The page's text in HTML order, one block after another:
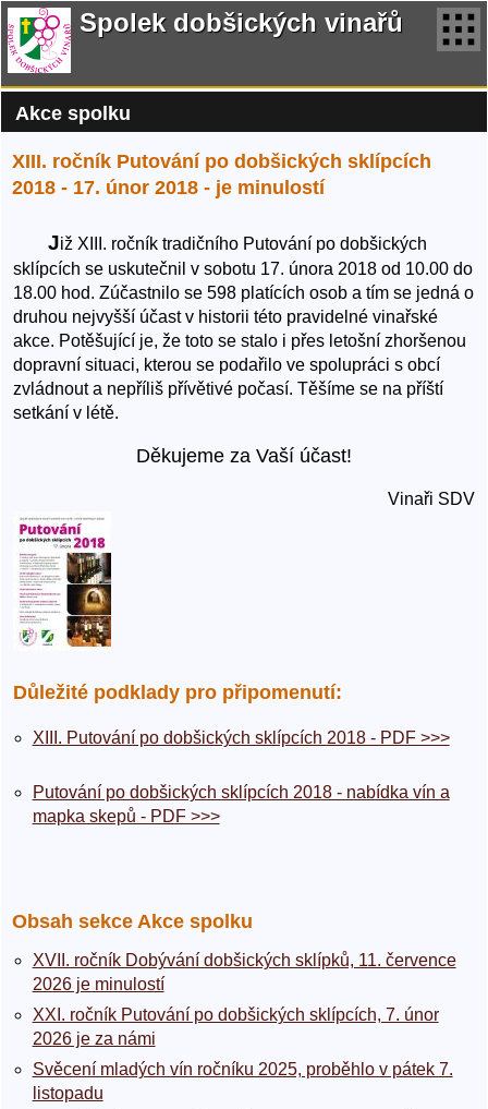
Spolek dobšických vinařů
Akce spolku
XIII. ročník Putování po dobšických sklípcích
2018 - 17. únor 2018 - je minulostí
Již XIII. ročník tradičního Putování po dobšických
sklípcích se uskutečnil v sobotu 17. února 2018 od 10.00 do
18.00 hod. Zúčastnilo se 598 platících osob a tím se jedná o
druhou nejvyšší účast v historii této pravidelné vinařské
akce. Potěšující je, že toto se stalo i přes letošní zhoršenou
dopravní situaci, kterou se podařilo ve spolupráci s obcí
zvládnout a nepříliš přívětivé počasí. Těšíme se na příští
setkání v létě.
Děkujeme za Vaší účast!
Vinaři SDV
Důležité podklady pro připomenutí:
XIII. Putování po dobšických sklípcích 2018 - PDF >>>
Putování po dobšických sklípcích 2018 - nabídka vín a
mapka skepů - PDF >>>
Obsah sekce Akce spolku
XVII. ročník Dobývání dobšických sklípků, 11. července
2026 je minulostí
XXI. ročník Putování po dobšických sklípcích, 7. únor
2026 je za námi
Svěcení mladých vín ročníku 2025, proběhlo v pátek 7.
listopadu